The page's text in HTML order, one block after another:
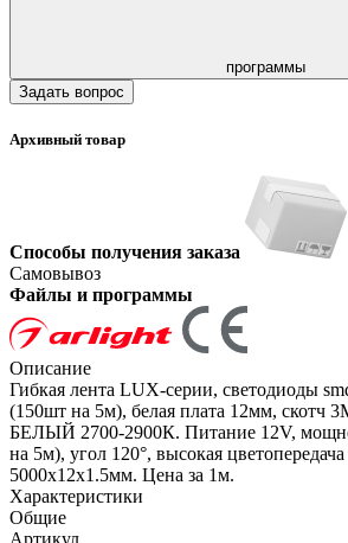
программы
Задать вопрос
Архивный товар
Способы получения заказа
Самовывоз
Файлы и программы
Описание
Гибкая лента LUX-серии, светодиоды
(150шт на 5м), белая плата 12мм,
БЕЛЫЙ 2700-2900К. Питание 12V,
на 5м), угол 120°, высокая
5000х12х1.5мм. Цена за 1м.
Характеристики
Общие